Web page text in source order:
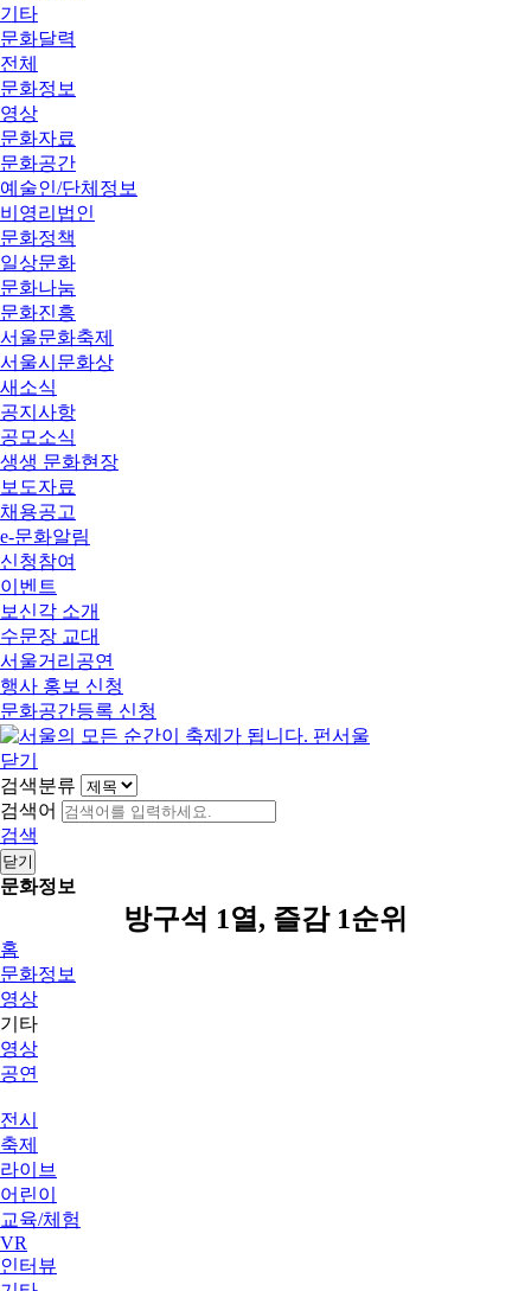
기타
문화달력
전체
문화정보
영상
문화자료
문화공간
예술인/단체정보
비영리법인
문화정책
일상문화
문화나눔
문화진흥
서울문화축제
서울시문화상
새소식
공지사항
공모소식
생생 문화현장
보도자료
채용공고
e-문화알림
신청참여
이벤트
보신각 소개
수문장 교대
서울거리공연
행사 홍보 신청
문화공간등록 신청
닫기
검색분류
검색어
검색
닫기
문화정보
방구석 1열, 즐감 1순위
홈
문화정보
영상
기타
영상
공연
전시
축제
라이브
어린이
교육/체험
VR
인터뷰